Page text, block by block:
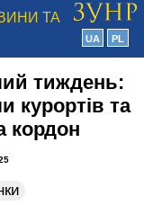
ТА
UA PL
тиждень:
курортів та
кордон